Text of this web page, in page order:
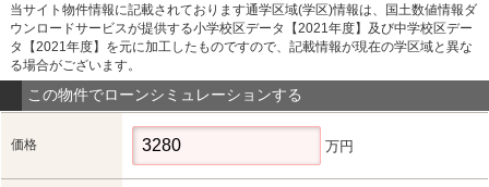
当サイト物件情報に記載されております通学区域(学区)情報は、国土数値情報ダ
ウンロードサービスが提供する小学校区データ【2021年度】及び中学校区デー
タ【2021年度】を元に加工したものですので、記載情報が現在の学区域と異な
る場合がございます。
この物件でローンシミュレーションする
価格 万円